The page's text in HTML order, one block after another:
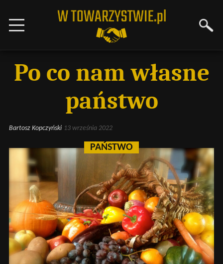
Po co nam własne
państwo
Bartosz Kopczyński 13 września 2022
PAŃSTWO